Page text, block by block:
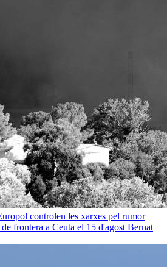
controlen les xarxes pel rumor
frontera a Ceuta el 15 d'agost Bernat